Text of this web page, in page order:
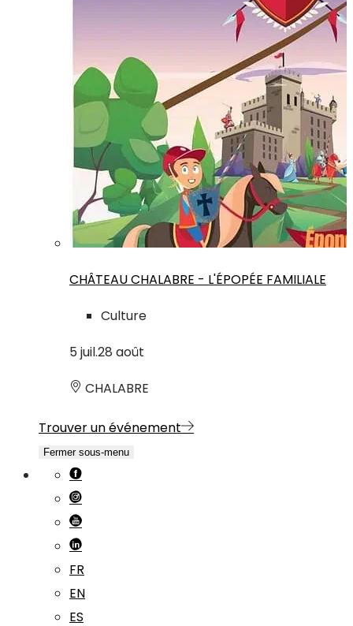
CHÂTEAU CHALABRE - L'ÉPOPÉE FAMILIALE
Culture
5 juil.28 août
CHALABRE
Trouver un événement
Fermer sous-menu
FR
EN
ES